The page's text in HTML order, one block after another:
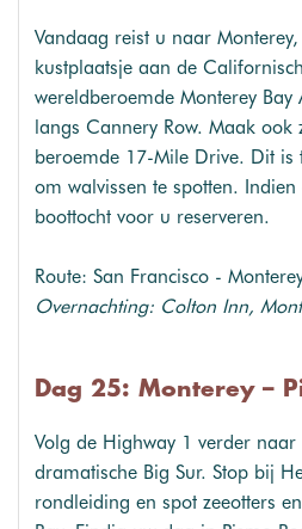
Vandaag reist u naar
kustplaatsje aan de
wereldberoemde Monterey Bay
langs Cannery Row. Maak ook
beroemde 17-Mile Drive. Dit is
om walvissen te spotten.
boottocht voor u reserveren.
Route: San Francisco -
Overnachting: Colton Inn,
Dag 25: Monterey –
Volg de Highway 1 verder
dramatische Big Sur. Stop bij
rondleiding en spot zeeotters